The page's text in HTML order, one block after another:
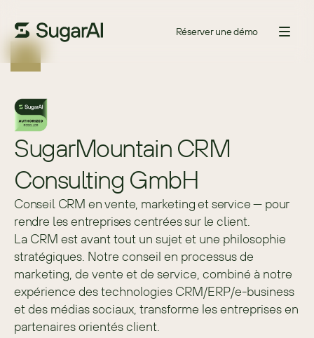
Réserver une démo
SugarMountain CRM
Consulting GmbH
Conseil CRM en vente, marketing et service — pour
rendre les entreprises centrées sur le client.
La CRM est avant tout un sujet et une philosophie
stratégiques. Notre conseil en processus de
marketing, de vente et de service, combiné à notre
expérience des technologies CRM/ERP/e-business
et des médias sociaux, transforme les entreprises en
partenaires orientés client.